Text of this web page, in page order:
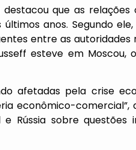
que as
anos. Segundo
entre as autoridades
esteve em
afetadas pela crise
econômico-comercial”,
Rússia sobre